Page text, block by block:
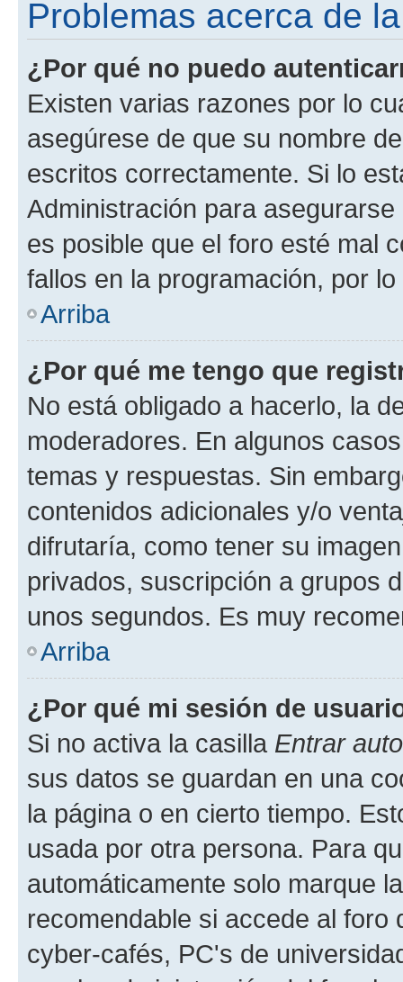
Problemas acerca de
¿Por qué no puedo
Existen varias razones por lo
asegúrese de que su nombre
escritos correctamente. Si lo
Administración para
es posible que el foro esté mal
fallos en la programación, por
Arriba
¿Por qué me tengo que
No está obligado a hacerlo, la
moderadores. En algunos
temas y respuestas. Sin
contenidos adicionales y/o
difrutaría, como tener su
privados, suscripción a grupos
unos segundos. Es muy
Arriba
¿Por qué mi sesión de
Si no activa la casilla Entrar
sus datos se guardan en una
la página o en cierto tiempo.
usada por otra persona. Para
automáticamente solo marque
recomendable si accede al foro
cyber-cafés, PC's de